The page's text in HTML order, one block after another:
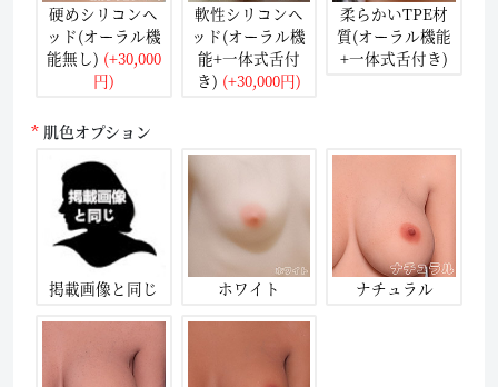
硬めシリコンヘ
ッド(オーラル機
能無し) (+30,000
円)
軟性シリコンヘ
ッド(オーラル機
能+一体式舌付
き) (+30,000円)
柔らかいTPE材
質(オーラル機能
+一体式舌付き)
肌色オプション
掲載画像と同じ ホワイト ナチュラル